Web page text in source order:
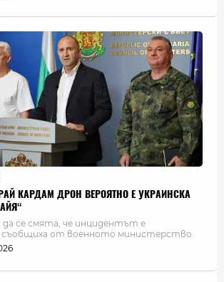
КАРДАМ ДРОН ВЕРОЯТНО Е УКРАИНСКА
да се смята, че инцидентът е
съобщиха от военното министерство